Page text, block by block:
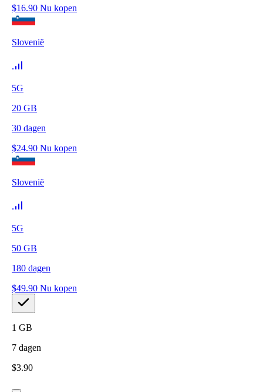
$16.90 Nu kopen
Slovenië
5G
20 GB
30 dagen
$24.90 Nu kopen
Slovenië
5G
50 GB
180 dagen
$49.90 Nu kopen
1 GB
7 dagen
$3.90